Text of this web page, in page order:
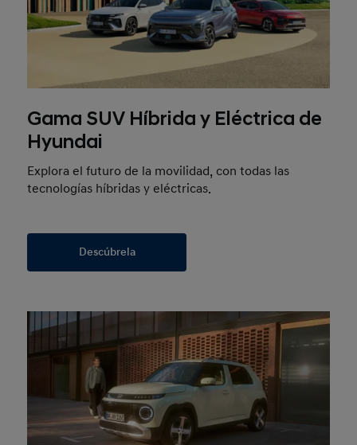
Gama SUV Híbrida y Eléctrica de
Hyundai
Explora el futuro de la movilidad, con todas las
tecnologías híbridas y eléctricas.
Descúbrela